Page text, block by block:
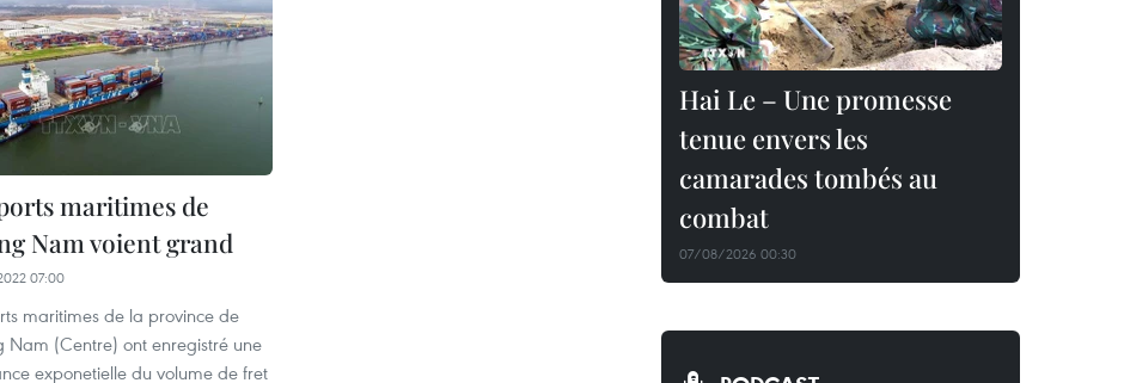
maritimes de
Nam voient grand
07:00
maritimes de la province de
Nam (Centre) ont enregistré une
exponetielle du volume de fret
Hai Le – Une promesse
tenue envers les
camarades tombés au
combat
07/08/2026 00:30